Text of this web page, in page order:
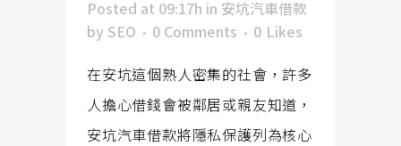
Posted at 09:17h in 安坑汽車借款
by SEO 0 Comments 0 Likes
在安坑這個熟人密集的社會，許多
人擔心借錢會被鄰居或親友知道，
安坑汽車借款將隱私保護列為核心